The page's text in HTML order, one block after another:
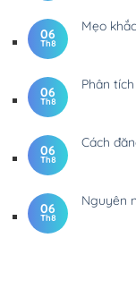
06
Th8
Mẹo
06
Th8
Phân
06
Th8
Cách
06
Th8
Nguyên